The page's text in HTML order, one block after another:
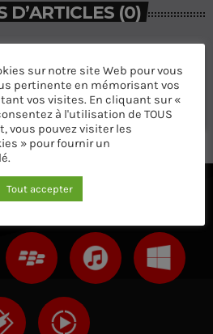
D’ARTICLES (0)
pour ajouter un commentaire.
VOTRE APP ET SUR LE
sur notre site Web pour vous
pertinente en mémorisant vos
vos visites. En cliquant sur «
à l'utilisation de TOUS
vous pouvez visiter les
» pour fournir un
Tout accepter